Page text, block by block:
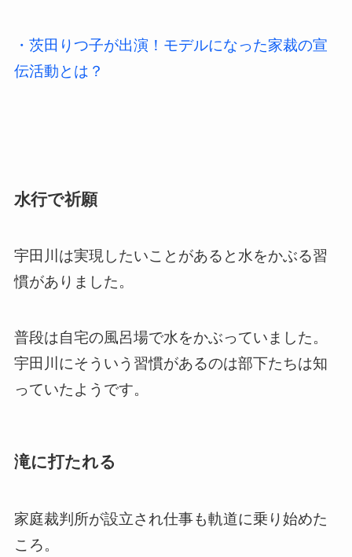
・茨田りつ子が出演！モデルになった家裁の宣
伝活動とは？
水行で祈願
宇田川は実現したいことがあると水をかぶる習
慣がありました。
普段は自宅の風呂場で水をかぶっていました。
宇田川にそういう習慣があるのは部下たちは知
っていたようです。
滝に打たれる
家庭裁判所が設立され仕事も軌道に乗り始めた
ころ。